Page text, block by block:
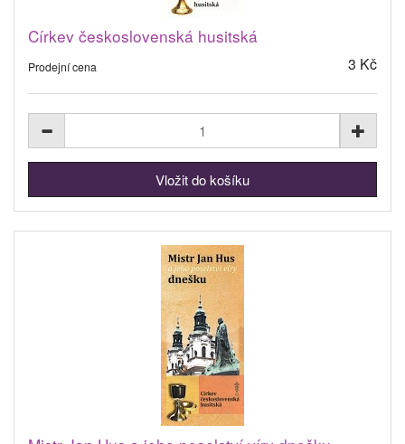
Církev československá husitská
Prodejní cena 3 Kč